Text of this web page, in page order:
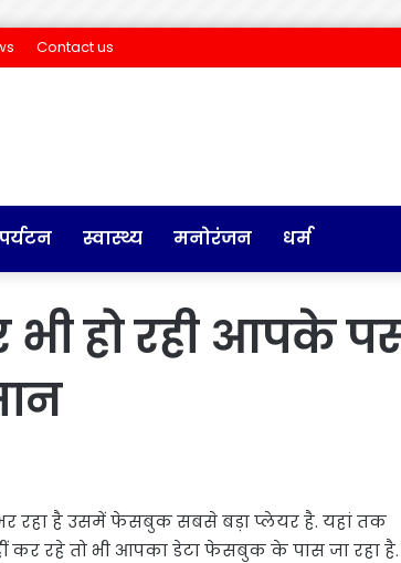
Contact us
स्वास्थ्य मनोरंजन धर्म
हो रही आपके
रहा है उसमें फेसबुक सबसे बड़ा प्लेयर है. यहां तक
कर रहे तो भी आपका डेटा फेसबुक के पास जा रहा है.